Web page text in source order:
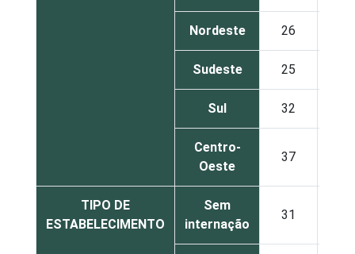
Nordeste 26
Sudeste 25
Sul 32
Centro-
Oeste
37
TIPO DE
ESTABELECIMENTO
Sem
internação
31